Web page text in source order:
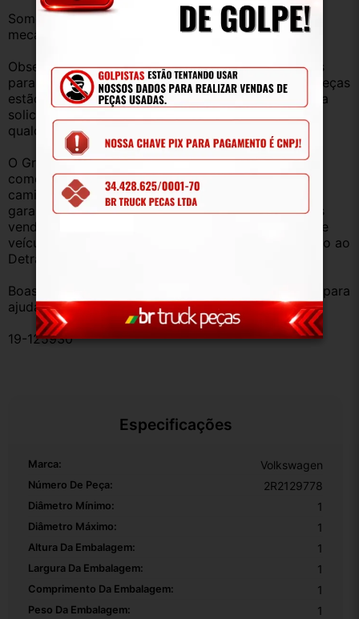
Somos uma empresa com amplo estoque de peças
mecânica, lataria, acessórios, entre outros.
Observação: Considerando que recebemos veículos
para retirada de peças diariamente, nem todas as peças
estão anunciadas, desta forma, fique à vontade para
solicitar qualquer peça, de qualquer veículo, em
qualquer um de nossos anúncios.
O Grupo Br Truck Peças está há 25 anos
comercializando peças para caminhões, vans,
caminhonetes, automóveis e utilitários. Todas com
garantia de procedência e funcionamento. Produtos
vendidos somente com Nota Fiscal e proveniente de
veículo sucata – TODOS devidamente baixados junto ao
Detran.
Boas compras e sempre que precisar estamos aqui para
ajudar!
19-125930
Especificações
Marca: Volkswagen
Número De Peça: 2R2129778
Diâmetro Mínimo: 1
Diâmetro Máximo: 1
Altura Da Embalagem: 1
Largura Da Embalagem: 1
Comprimento Da Embalagem: 1
Peso Da Embalagem: 1